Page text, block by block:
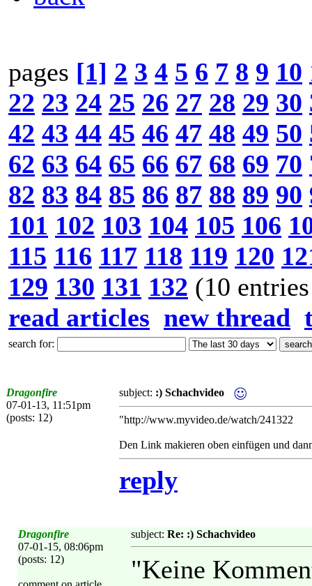
pages [1] 2 3 4 5 6 7 8 9 10
22 23 24 25 26 27 28 29 30
42 43 44 45 46 47 48 49 50
62 63 64 65 66 67 68 69 70
82 83 84 85 86 87 88 89 90
101 102 103 104 105 106
115 116 117 118 119 120
129 130 131 132 (10
read articles new thread
search for:
Dragonfire
07-01-13, 11:51pm
(posts: 12)
subject: :) Schachvideo
"http://www.myvideo.de/watch/241322
Den Link makieren oben einfügen und
reply
Dragonfire
07-01-15, 08:06pm
(posts: 12)
subject: Re: :) Schachvideo
"Keine